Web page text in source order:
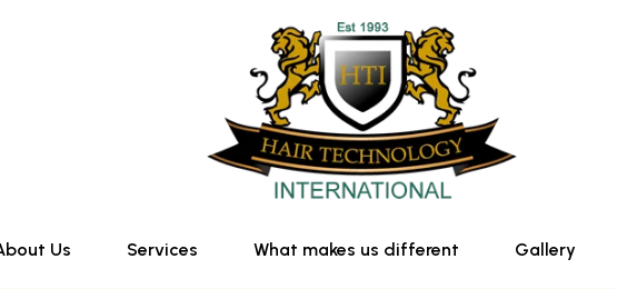
Us Services What makes us different Gallery